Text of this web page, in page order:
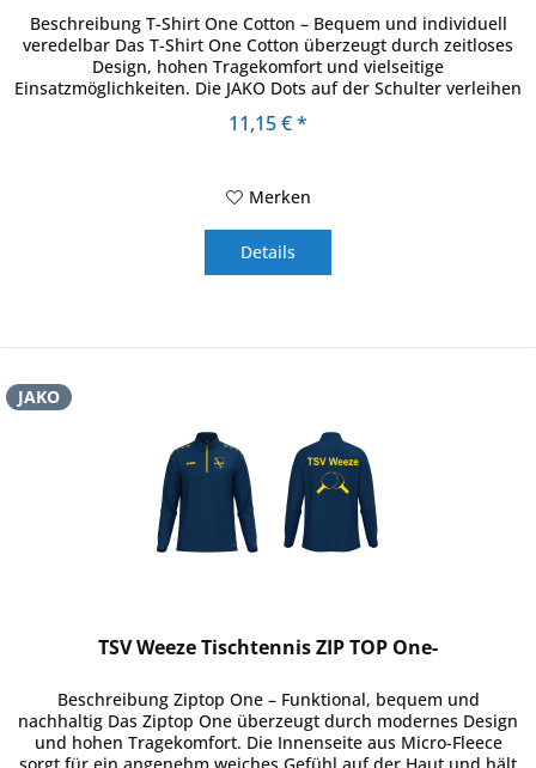
Beschreibung T-Shirt One Cotton – Bequem und individuell
veredelbar Das T-Shirt One Cotton überzeugt durch zeitloses
Design, hohen Tragekomfort und vielseitige
Einsatzmöglichkeiten. Die JAKO Dots auf der Schulter verleihen
11,15 € *
Merken
Details
JAKO
TSV Weeze Tischtennis ZIP TOP One-
Beschreibung Ziptop One – Funktional, bequem und
nachhaltig Das Ziptop One überzeugt durch modernes Design
und hohen Tragekomfort. Die Innenseite aus Micro-Fleece